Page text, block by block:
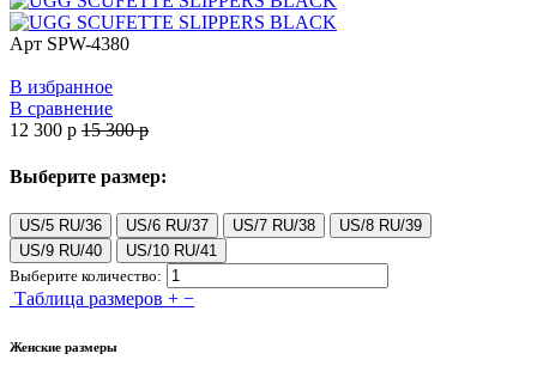
Арт SPW-4380
В избранное
В сравнение
12 300 p 15 300 p
Выберите размер:
US/5 RU/36 US/6 RU/37 US/7 RU/38
US/8 RU/39
US/9 RU/40
US/10 RU/41
Выберите количество:
Таблица размеров + −
Женские размеры